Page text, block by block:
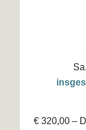
€ 320,00 –